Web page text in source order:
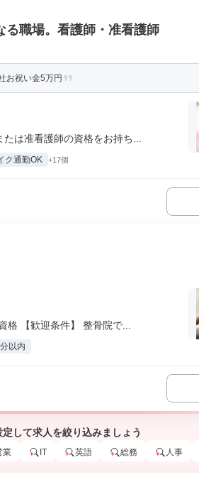
る職場。看護師・准看護師
お祝い金5万円
は准看護師の資格をお持ち...
ク通勤OK +17個
【歓迎条件】 整骨院で...
以内
定して求人を絞り込みましょう
業 IT 英語 総務 人事